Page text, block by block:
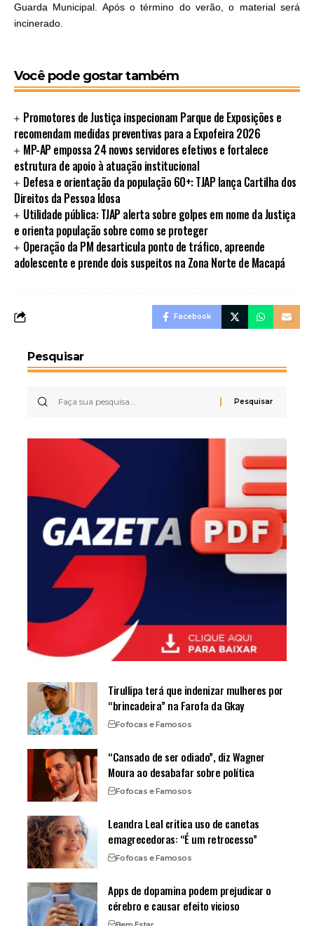
Guarda Municipal. Após o término do verão, o material será
incinerado.
Você pode gostar também
Promotores de Justiça inspecionam Parque de Exposições e
recomendam medidas preventivas para a Expofeira 2026
MP-AP empossa 24 novos servidores efetivos e fortalece
estrutura de apoio à atuação institucional
Defesa e orientação da população 60+: TJAP lança Cartilha dos
Direitos da Pessoa Idosa
Utilidade pública: TJAP alerta sobre golpes em nome da Justiça
e orienta população sobre como se proteger
Operação da PM desarticula ponto de tráfico, apreende
adolescente e prende dois suspeitos na Zona Norte de Macapá
Facebook
Pesquisar
Tirullipa terá que indenizar mulheres por
“brincadeira” na Farofa da Gkay
Fofocas e Famosos
“Cansado de ser odiado”, diz Wagner
Moura ao desabafar sobre política
Fofocas e Famosos
Leandra Leal critica uso de canetas
emagrecedoras: “É um retrocesso”
Fofocas e Famosos
Apps de dopamina podem prejudicar o
cérebro e causar efeito vicioso